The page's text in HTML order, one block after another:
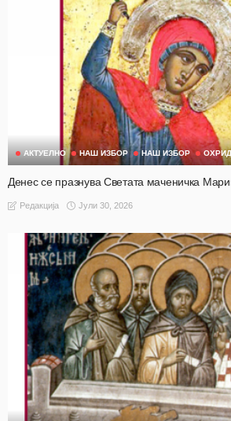
АКТУЕЛНО НАШ ИЗБОР НАШ ИЗБОР ОХРИД
Денес се празнува Светата маченичка
Редакција Јули 30, 2026